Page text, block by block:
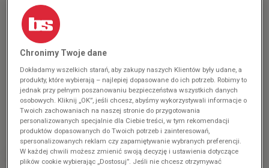
Chronimy Twoje dane
Dokładamy wszelkich starań, aby zakupy naszych Klientów były udane, a
produkty, które wybierają – najlepiej dopasowane do ich potrzeb. Robimy to
jednak przy pełnym poszanowaniu bezpieczeństwa wszystkich danych
osobowych. Kliknij „OK”, jeśli chcesz, abyśmy wykorzystywali informacje o
Twoich zachowaniach na naszej stronie do przygotowania
personalizowanych specjalnie dla Ciebie treści, w tym rekomendacji
produktów dopasowanych do Twoich potrzeb i zainteresowań,
spersonalizowanych reklam czy zapamiętywanie wybranych preferencji.
W każdej chwili możesz zmienić swoją decyzję i ustawienia dotyczące
plików cookie wybierając „Dostosuj”. Jeśli nie chcesz otrzymywać